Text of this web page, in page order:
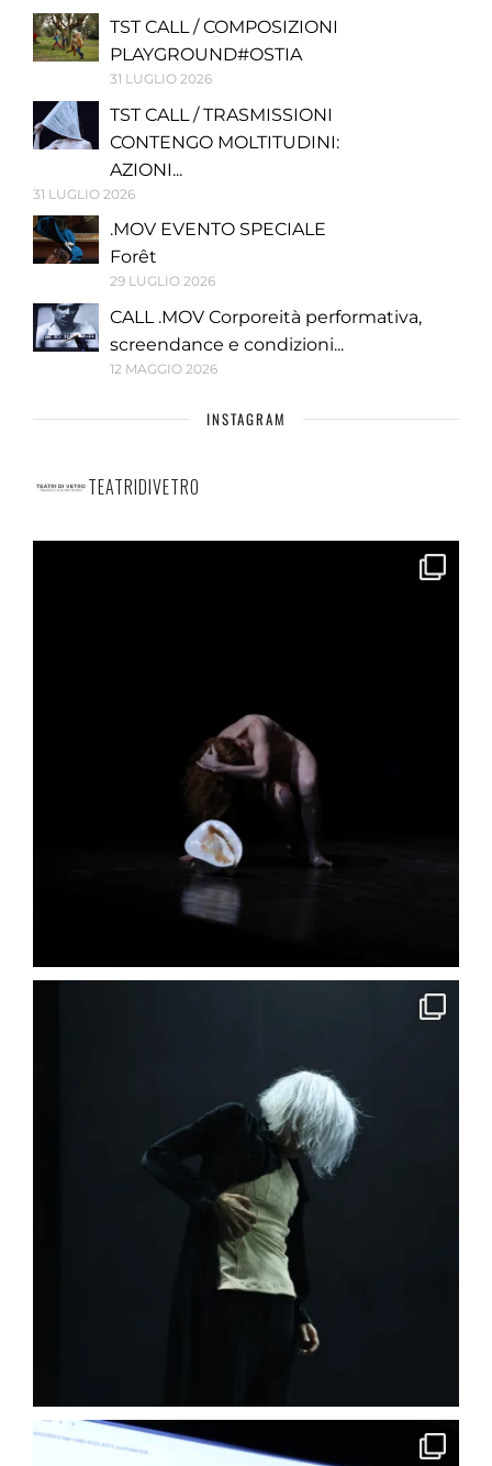
TST CALL / COMPOSIZIONI
PLAYGROUND#OSTIA
31 LUGLIO 2026
TST CALL / TRASMISSIONI
CONTENGO MOLTITUDINI:
AZIONI...
31 LUGLIO 2026
.MOV EVENTO SPECIALE
Forêt
29 LUGLIO 2026
CALL .MOV Corporeità performativa,
screendance e condizioni...
12 MAGGIO 2026
INSTAGRAM
TEATRIDIVETRO